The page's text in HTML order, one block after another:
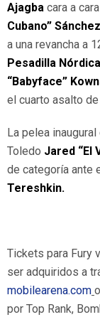
Ajagba cara a
Cubano” Sánchez
a una revancha a
Pesadilla
“Babyface”
el cuarto asalto
La pelea
Toledo Jared “El
de categoría ante
Tereshkin.
Tickets para Fury
ser adquiridos a
mobilearena.com o
por Top Rank,